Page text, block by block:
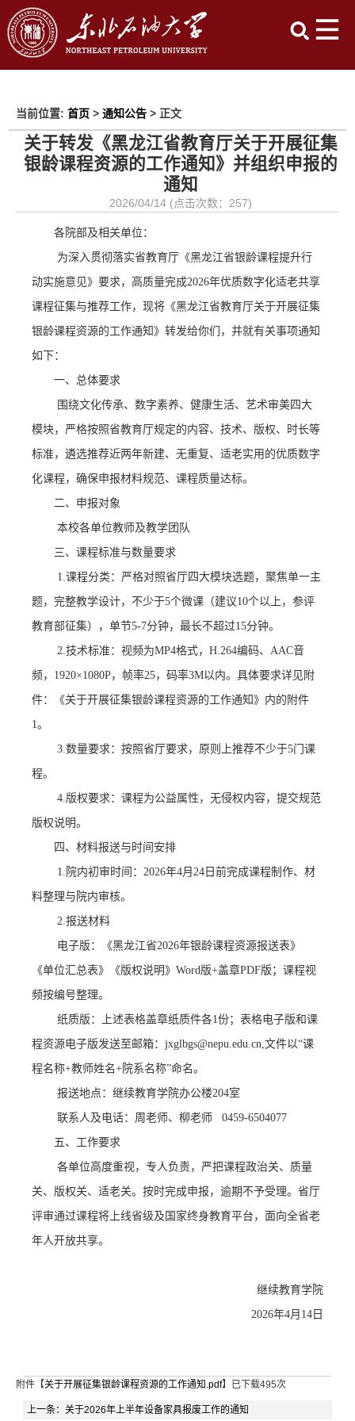
当前位置: 首页> 通知公告> 正文
关于转发《黑龙江省教育厅关于开展征集
银龄课程资源的工作通知》并组织申报的
通知
2026/04/14 (点击次数： 257)
各院部及相关单位：
为深入贯彻落实省教育厅《黑龙江省银龄课程提升行
动实施意见》要求，高质量完成2026年优质数字化适老共享
课程征集与推荐工作，现将《黑龙江省教育厅关于开展征集
银龄课程资源的工作通知》转发给你们，并就有关事项通知
如下：
一、总体要求
围绕文化传承、数字素养、健康生活、艺术审美四大
模块，严格按照省教育厅规定的内容、技术、版权、时长等
标准，遴选推荐近两年新建、无重复、适老实用的优质数字
化课程，确保申报材料规范、课程质量达标。
二、申报对象
本校各单位教师及教学团队
三、课程标准与数量要求
1.课程分类 ：严格对照省厅四大模块选题，聚焦单一主
题，完整教学设计，不少于5个微课 （建议10个以上，参评
教育部征集），单节5-7分钟，最长不超过15分钟。
2.技术标准 ：视频为MP4格式，H.264编码、AAC音
频， 1920×1080P，帧率25，码率3M以内。具体要求详见附
件：《关于开展征集银龄课程资源的工作通知》内的附件
1。
3.数量要求：按照省厅要求，原则上推荐不少于5门课
程。
4.版权要求：课程为公益属性，无侵权内容，提交规范
版权说明。
四、材料报送与时间安排
1. 院内初审时间 ：2026年4月24 日前完成课程制作、材
料整理与院内审核。
2.报送材料
电子版：《黑龙江省2026年银龄课程资源报送表》
《单位汇总表》《版权说明》Word版+盖章PDF版；课程视
频按编号整理。
纸质版：上述表格盖章纸质件各1份；表格电子版和课
程资源电子版发送至邮箱：jxglbgs@nepu.edu.cn,文件以“课
程名称+教师姓名+院系名称”命名。
报送地点 ：继续教育学院办公楼204室
联系人及电话： 周老师、柳老师 0459-6504077
五、工作要求
各单位高度重视，专人负责，严把课程政治关、质量
关、版权关、适老关。按时完成申报，逾期不予受理。省厅
评审通过课程将上线省级及国家终身教育平台，面向全省老
年人开放共享。
继续教育学院
2026年4月14日
附件【关于开展征集银龄课程资源的工作通知.pdf】已下载495次
上一条： 关于2026年上半年设备家具报废工作的通知